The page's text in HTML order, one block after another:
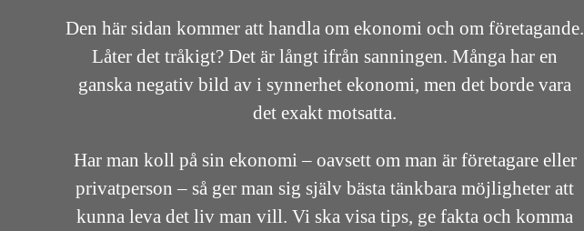
Den här sidan kommer att handla om ekonomi och om företagande.
Låter det tråkigt? Det är långt ifrån sanningen. Många har en
ganska negativ bild av i synnerhet ekonomi, men det borde vara
det exakt motsatta.
Har man koll på sin ekonomi – oavsett om man är företagare eller
privatperson – så ger man sig själv bästa tänkbara möjligheter att
kunna leva det liv man vill. Vi ska visa tips, ge fakta och komma